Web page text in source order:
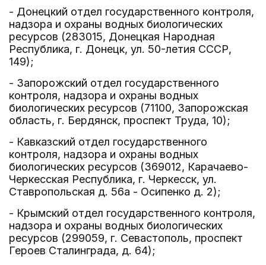
- Донецкий отдел государственного контроля,
надзора и охраны водных биологических
ресурсов (283015, Донецкая Народная
Республика, г. Донецк, ул. 50-летия СССР,
149);
- Запорожский отдел государственного
контроля, надзора и охраны водных
биологических ресурсов (71100, Запорожская
область, г. Бердянск, проспект Труда, 10);
- Кавказский отдел государственного
контроля, надзора и охраны водных
биологических ресурсов (369012, Карачаево-
Черкесская Республика, г. Черкесск, ул.
Ставропольская д. 56а - Осипенко д. 2);
- Крымский отдел государственного контроля,
надзора и охраны водных биологических
ресурсов (299059, г. Севастополь, проспект
Героев Сталинграда, д. 64);